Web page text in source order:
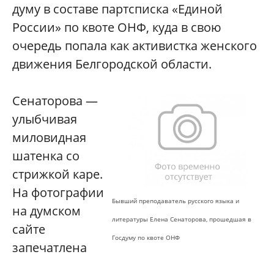
думу в составе партсписка «Единой
России» по квоте ОНФ, куда в свою
очередь попала как активистка женского
движения Белгородской области.
Бывший преподаватель русского языка и
литературы Елена Сенаторова, прошедшая в
Госдуму по квоте ОНФ
Сенаторова —
улыбчивая
миловидная
шатенка со
стрижкой каре.
На фотографии
на думском
сайте
запечатлена